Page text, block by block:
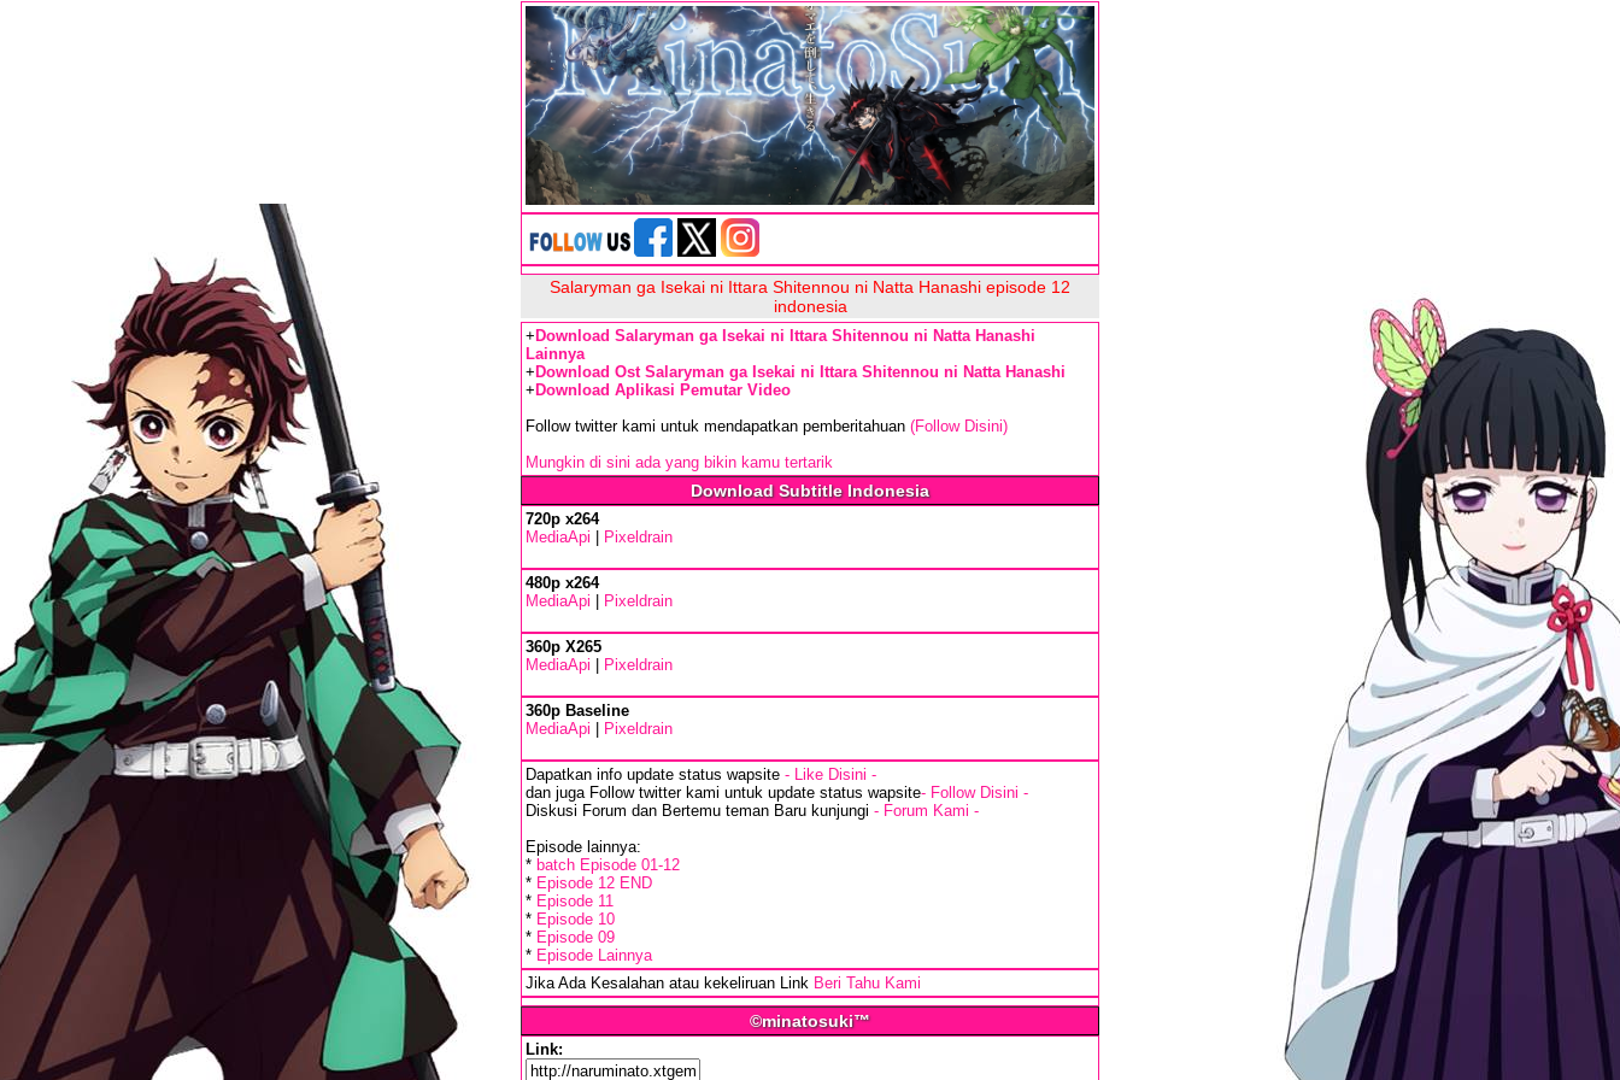
Salaryman ga Isekai ni Ittara Shitennou ni Natta Hanashi episode 12
indonesia
+ Download Salaryman ga Isekai ni Ittara Shitennou ni Natta Hanashi
Lainnya
+ Download Ost Salaryman ga Isekai ni Ittara Shitennou ni Natta Hanashi
+ Download Aplikasi Pemutar Video
Follow twitter kami untuk mendapatkan pemberitahuan (Follow Disini)
Mungkin di sini ada yang bikin kamu tertarik
Download Subtitle Indonesia
720p x264
MediaApi
Pixeldrain
480p x264
MediaApi
Pixeldrain
360p X265
MediaApi
Pixeldrain
360p Baseline
MediaApi
Pixeldrain
Dapatkan info update status wapsite - Like Disini -
dan juga Follow twitter kami untuk update status wapsite- Follow Disini -
Diskusi Forum dan Bertemu teman Baru kunjungi - Forum Kami -
Episode lainnya:
* batch Episode 01-12
* Episode 12 END
* Episode 11
* Episode 10
* Episode 09
* Episode Lainnya
Jika Ada Kesalahan atau kekeliruan Link Beri Tahu Kami
©minatosuki™
Link: